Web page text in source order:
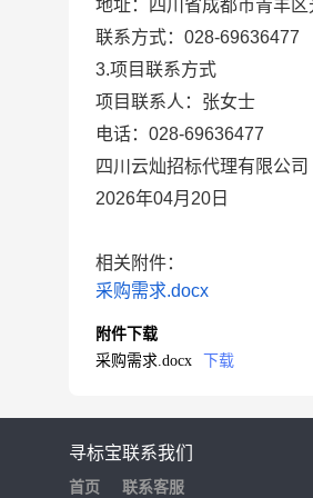
地址：
四川省成都市青羊
联系方式： 028-69636477
3.项目联系方式
项目联系人： 张女士
电话： 028-69636477
四川云灿招标代理有限公司
2026年04月20日
相关附件：
采购需求.docx
附件下载
采购需求.docx
下载
寻标宝
首页
联系我们
联系客服